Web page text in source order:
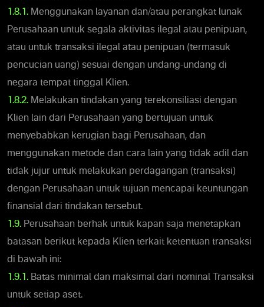
1.8.1. Menggunakan layanan dan/atau perangkat lunak
Perusahaan untuk segala aktivitas ilegal atau penipuan,
atau untuk transaksi ilegal atau penipuan (termasuk
pencucian uang) sesuai dengan undang-undang di
negara tempat tinggal Klien.
1.8.2. Melakukan tindakan yang terekonsiliasi dengan
Klien lain dari Perusahaan yang bertujuan untuk
menyebabkan kerugian bagi Perusahaan, dan
menggunakan metode dan cara lain yang tidak adil dan
tidak jujur untuk melakukan perdagangan (transaksi)
dengan Perusahaan untuk tujuan mencapai keuntungan
finansial dari tindakan tersebut.
1.9. Perusahaan berhak untuk kapan saja menetapkan
batasan berikut kepada Klien terkait ketentuan transaksi
di bawah ini:
1.9.1. Batas minimal dan maksimal dari nominal Transaksi
untuk setiap aset.